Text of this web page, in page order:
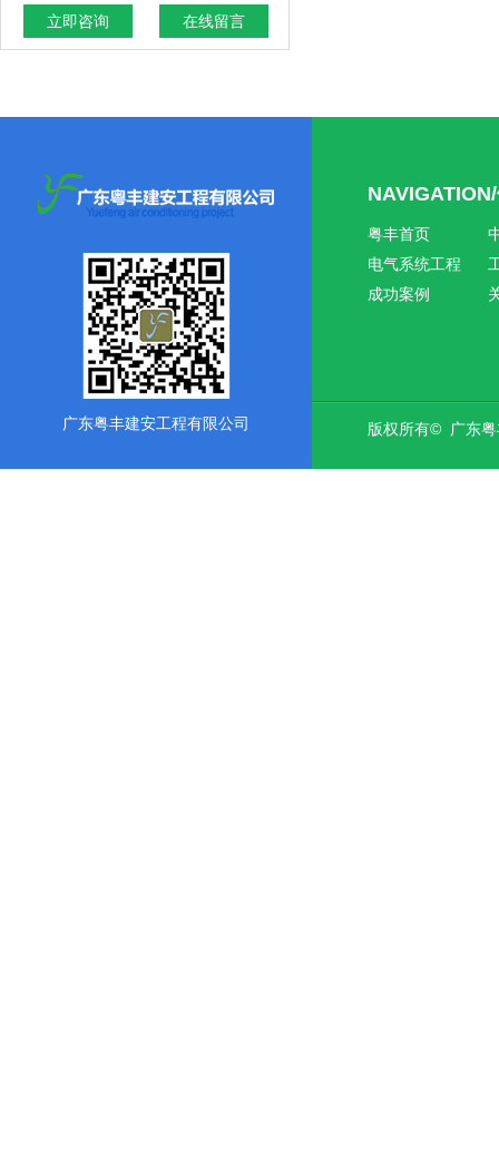
立即咨询 在线留言
广东粤丰建安工程有限公司
粤丰首页
电气系统工程
成功案例
版权所有© 广东